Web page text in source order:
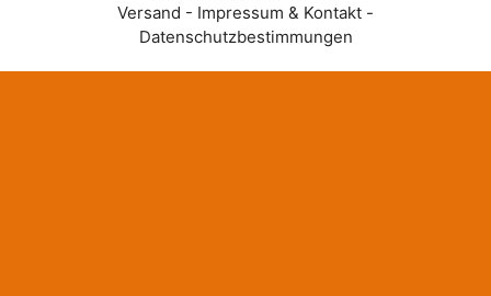
Versand - Impressum & Kontakt -
Datenschutzbestimmungen